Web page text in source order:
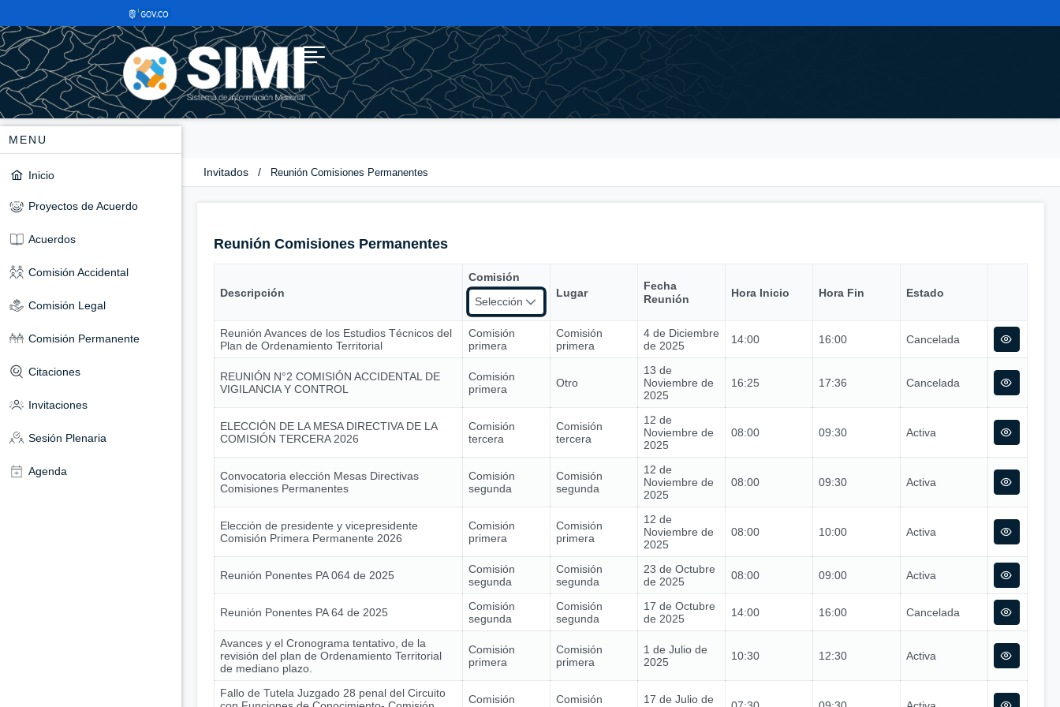
MENU
Inicio
Proyectos de Acuerdo
Acuerdos
Comisión Accidental
Comisión Legal
Comisión Permanente
Citaciones
Invitaciones
Sesión Plenaria
Agenda
Invitados / Reunión Comisiones Permanentes
Reunión Comisiones Permanentes
Descripción
Comisión
Selección
Lugar
Fecha
Reunión
Hora Inicio Hora Fin Estado
Reunión Avances de los Estudios Técnicos del
Plan de Ordenamiento Territorial
Comisión
primera
Comisión
primera
4 de Diciembre
de 2025
14:00 16:00 Cancelada
REUNIÓN N°2 COMISIÓN ACCIDENTAL DE
VIGILANCIA Y CONTROL
Comisión
primera
Otro
13 de
Noviembre de
2025
16:25 17:36 Cancelada
ELECCIÓN DE LA MESA DIRECTIVA DE LA
COMISIÓN TERCERA 2026
Comisión
tercera
Comisión
tercera
12 de
Noviembre de
2025
08:00 09:30 Activa
Convocatoria elección Mesas Directivas
Comisiones Permanentes
Comisión
segunda
Comisión
segunda
12 de
Noviembre de
2025
08:00 09:30 Activa
Elección de presidente y vicepresidente
Comisión Primera Permanente 2026
Comisión
primera
Comisión
primera
12 de
Noviembre de
2025
08:00 10:00 Activa
Reunión Ponentes PA 064 de 2025
Comisión
segunda
Comisión
segunda
23 de Octubre
de 2025
08:00 09:00 Activa
Reunión Ponentes PA 64 de 2025
Comisión
segunda
Comisión
segunda
17 de Octubre
de 2025
14:00 16:00 Cancelada
Avances y el Cronograma tentativo, de la
revisión del plan de Ordenamiento Territorial
de mediano plazo.
Comisión
primera
Comisión
primera
1 de Julio de
2025
10:30 12:30 Activa
Fallo de Tutela Juzgado 28 penal del Circuito
Comisión
Comisión
17 de Julio de